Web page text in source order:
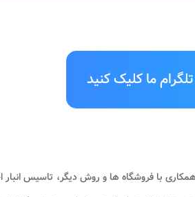
ما کلیک کنید
با فروشگاه ها و روش دیگر، تاسیس انبار